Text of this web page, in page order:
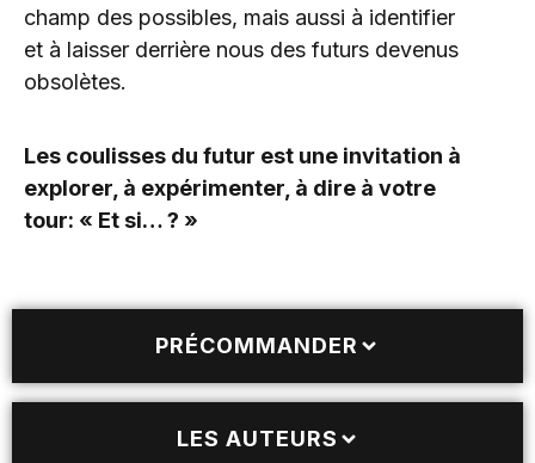
PRÉCOMMANDER
LES AUTEURS
champ des possibles, mais aussi à identifier
et à laisser derrière nous des futurs devenus
obsolètes.
Les coulisses du futur est une invitation à
explorer, à expérimenter, à dire à votre
tour: « Et si… ? »